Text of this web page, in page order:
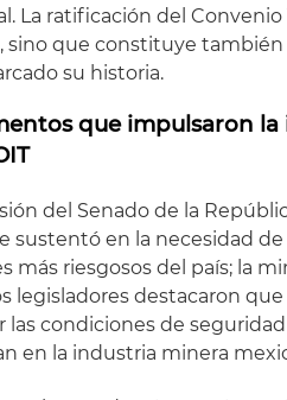
La ratificación del
sino que constituye también
su historia.
que impulsaron la
del Senado de la
sustentó en la necesidad
más riesgosos del país; la
legisladores destacaron
las condiciones de
en la industria minera